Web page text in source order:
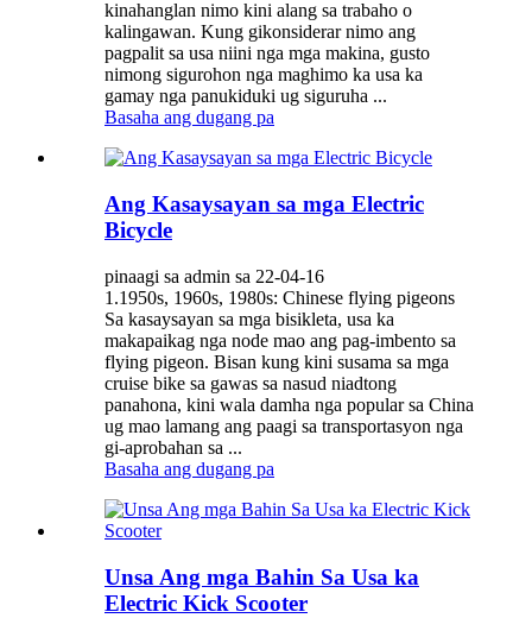
kinahanglan nimo kini alang sa trabaho o
kalingawan. Kung gikonsiderar nimo ang
pagpalit sa usa niini nga mga makina, gusto
nimong sigurohon nga maghimo ka usa ka
gamay nga panukiduki ug siguruha ...
Basaha ang dugang pa
Ang Kasaysayan sa mga Electric
Bicycle
pinaagi sa admin sa 22-04-16
1.1950s, 1960s, 1980s: Chinese flying pigeons
Sa kasaysayan sa mga bisikleta, usa ka
makapaikag nga node mao ang pag-imbento sa
flying pigeon. Bisan kung kini susama sa mga
cruise bike sa gawas sa nasud niadtong
panahona, kini wala damha nga popular sa China
ug mao lamang ang paagi sa transportasyon nga
gi-aprobahan sa ...
Basaha ang dugang pa
Unsa Ang mga Bahin Sa Usa ka
Electric Kick Scooter